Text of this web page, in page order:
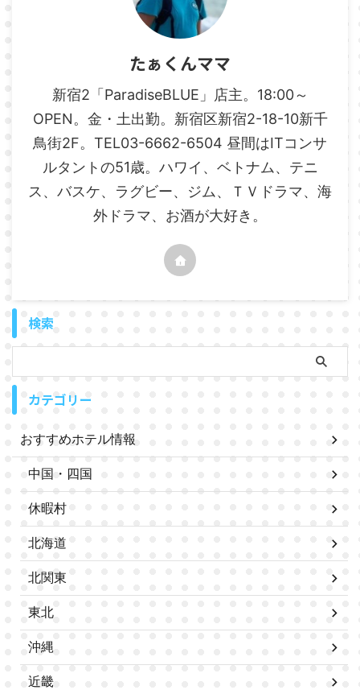
たぁくんママ
新宿2「ParadiseBLUE」店主。18:00～
OPEN。金・土出勤。新宿区新宿2-18-10新千
鳥街2F。TEL03-6662-6504 昼間はITコンサ
ルタントの51歳。ハワイ、ベトナム、テニ
ス、バスケ、ラグビー、ジム、ＴＶドラマ、海
外ドラマ、お酒が大好き。
検索
カテゴリー
おすすめホテル情報
中国・四国
休暇村
北海道
北関東
東北
沖縄
近畿